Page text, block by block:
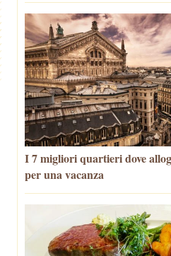
I 7 migliori quartieri dove
per una vacanza